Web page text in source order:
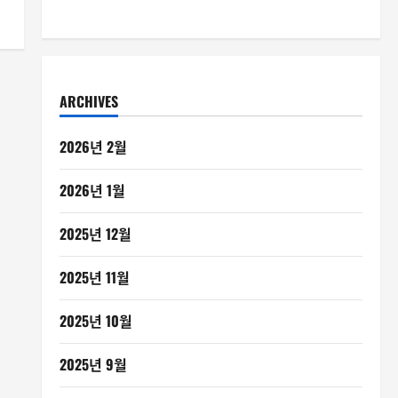
ARCHIVES
2026년 2월
2026년 1월
2025년 12월
2025년 11월
2025년 10월
2025년 9월